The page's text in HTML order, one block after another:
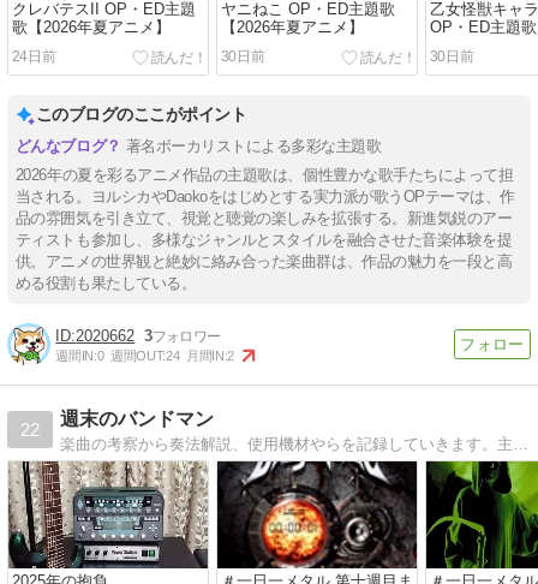
クレバテスII OP・ED主題
歌【2026年夏アニメ】
24日前
ヤニねこ OP・ED主題歌
【2026年夏アニメ】
30日前
乙女怪獣キャ
OP・ED主題
アニメ】
30日前
このブログのここがポイント
著名ボーカリストによる多彩な主題歌
2026年の夏を彩るアニメ作品の主題歌は、個性豊かな歌手たちによって担
当される。ヨルシカやDaokoをはじめとする実力派が歌うOPテーマは、作
品の雰囲気を引き立て、視覚と聴覚の楽しみを拡張する。新進気鋭のアー
ティストも参加し、多様なジャンルとスタイルを融合させた音楽体験を提
供。アニメの世界観と絶妙に絡み合った楽曲群は、作品の魅力を一段と高
める役割も果たしている。
2020662 3
週間IN:0 週間OUT:24 月間IN:2
22
週末のバンドマン
楽曲の考察から奏法解説、使用機材やらを記録していきます。主にギター。アニソン系メタル系多め。